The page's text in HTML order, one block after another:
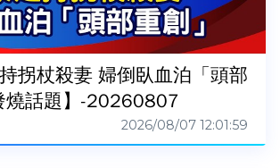
拐杖殺妻 婦倒臥血泊「頭部
燒話題】-20260807
2026/08/07 12:01:59